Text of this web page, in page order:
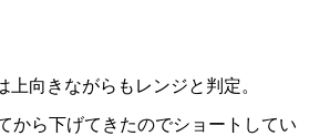
上向きながらもレンジと判定。
から下げてきたのでショートしてい